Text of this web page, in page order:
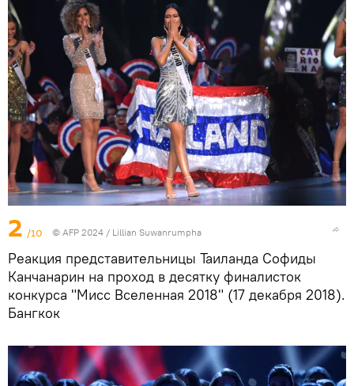
2 /10 © AFP 2024 / Lillian Suwanrumpha
Реакция представительницы Таиланда Софиды
Канчанарин на проход в десятку финалисток
конкурса "Мисс Вселенная 2018" (17 декабря 2018).
Бангкок